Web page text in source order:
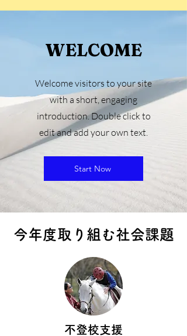
WELCOME
Welcome visitors to your site
with a short, engaging
introduction. Double click to
edit and add your own text.
Start Now
今年度取り組む社会課題
不登校支援